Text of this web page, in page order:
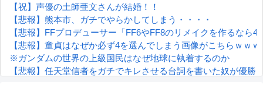
【祝】声優の土師亜文さんが結婚！！
【悲報】熊本市、ガチでやらかしてしまう・・・・
【悲報】FFプロデューサー「FF6やFF8のリメイクを作るなら4
【悲報】童貞はなぜか必ず4を選んでしまう画像がこちらｗｗｗ
※ガンダムの世界の上級国民はなぜ地球に執着するのか
【悲報】任天堂信者をガチでキレさせる台詞を書いた奴が優勝